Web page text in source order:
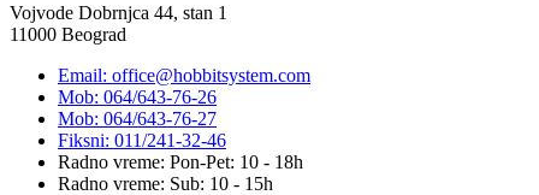
Vojvode Dobrnjca 44, stan 1
11000 Beograd
Email: office@hobbitsystem.com
Mob: 064/643-76-26
Mob: 064/643-76-27
Fiksni: 011/241-32-46
Radno vreme: Pon-Pet: 10 - 18h
Radno vreme: Sub: 10 - 15h